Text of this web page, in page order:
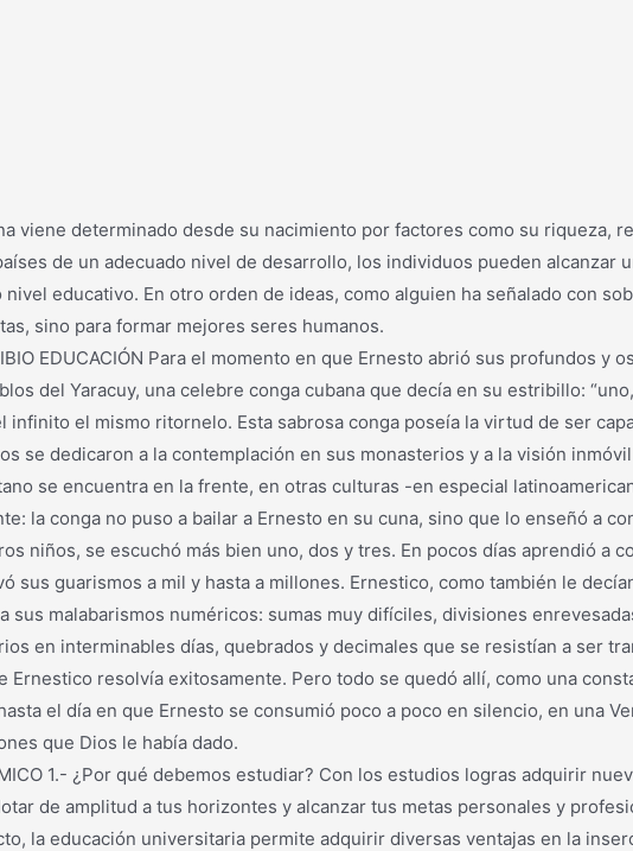
viene determinado desde su nacimiento por factores como su riqueza,
de un adecuado nivel de desarrollo, los individuos pueden alcanzar
educativo. En otro orden de ideas, como alguien ha señalado con
sacar más artistas, sino para formar mejores
Para el momento en que Ernesto abrió sus profundos y
del Yaracuy, una celebre conga cubana que decía en su estribillo:
el mismo ritornelo. Esta sabrosa conga poseía la virtud de ser
se dedicaron a la contemplación en sus monasterios y a la visión
se encuentra en la frente, en otras culturas -en especial
la conga no puso a bailar a Ernesto en su cuna, sino que lo enseñó a
niños, se escuchó más bien uno, dos y tres. En pocos días aprendió a
guarismos a mil y hasta a millones. Ernestico, como también le
malabarismos numéricos: sumas muy difíciles, divisiones
en interminables días, quebrados y decimales que se resistían a ser
resolvía exitosamente. Pero todo se quedó allí, como una
el día en que Ernesto se consumió poco a poco en silencio, en una
los dones que Dios le había dado. II UNA
1.- ¿Por qué debemos estudiar? Con los estudios logras adquirir
de amplitud a tus horizontes y alcanzar tus metas personales y
la educación universitaria permite adquirir diversas ventajas en la